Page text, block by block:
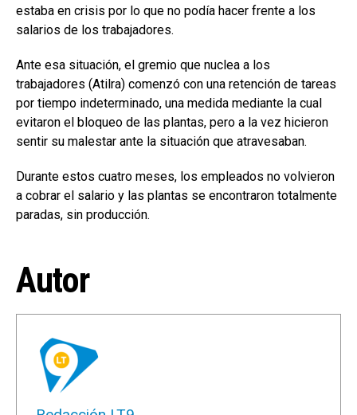
estaba en crisis por lo que no podía hacer frente a los
salarios de los trabajadores.
Ante esa situación, el gremio que nuclea a los
trabajadores (Atilra) comenzó con una retención de tareas
por tiempo indeterminado, una medida mediante la cual
evitaron el bloqueo de las plantas, pero a la vez hicieron
sentir su malestar ante la situación que atravesaban.
Durante estos cuatro meses, los empleados no volvieron
a cobrar el salario y las plantas se encontraron totalmente
paradas, sin producción.
Autor